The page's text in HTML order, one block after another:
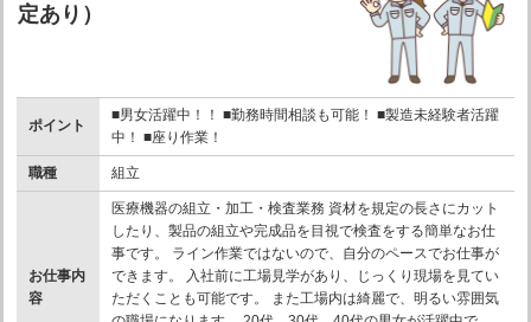
定あり）
ポイント
■男女活躍中！！ ■勤務時間相談も可能！ ■製造未経験者活躍
中！ ■座り作業！
職種 組立
お仕事内
容
医療機器の組立・加工・検査業務 資材を規定の長さにカット
したり、製品の組立や完成品を目視で検査をする簡単なお仕
事です。 ライン作業ではないので、自分のペースでお仕事が
できます。 入社前に工場見学があり、じっくり現場を見てい
ただくことも可能です。 また工場内は綺麗で、明るい雰囲気